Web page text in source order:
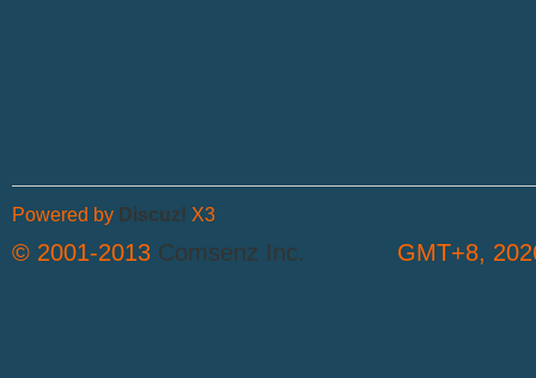
GMT+8,
Powered by Discuz! X3
© 2001-2013 Comsenz Inc.